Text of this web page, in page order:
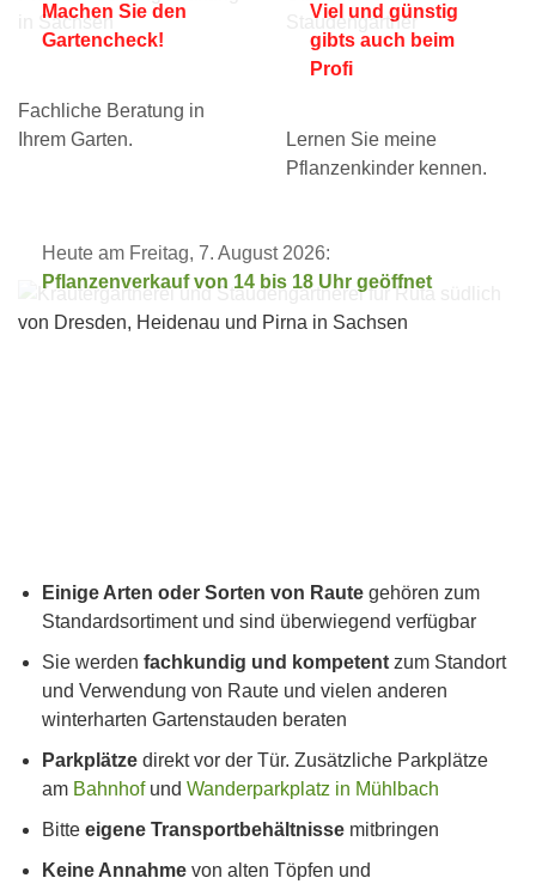
Machen Sie den
Gartencheck!
Fachliche Beratung in
Ihrem Garten.
Viel und günstig
gibts auch beim
Profi
Lernen Sie meine
Pflanzenkinder kennen.
Heute am Freitag, 7. August 2026:
Pflanzenverkauf von 14 bis 18 Uhr geöffnet
Einige Arten oder Sorten von Raute gehören zum
Standardsortiment und sind überwiegend verfügbar
Sie werden fachkundig und kompetent zum Standort
und Verwendung von Raute und vielen anderen
winterharten Gartenstauden beraten
Parkplätze direkt vor der Tür. Zusätzliche Parkplätze
am Bahnhofund Wanderparkplatz in Mühlbach
Bitte eigene Transportbehältnisse mitbringen
Keine Annahme von alten Töpfen und